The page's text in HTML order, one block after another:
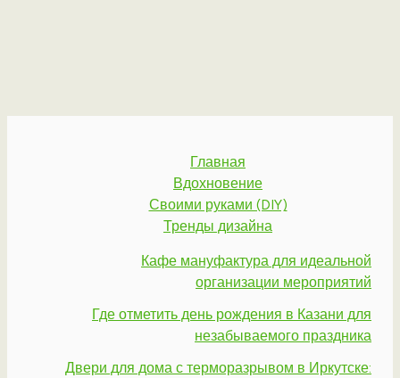
Главная
Вдохновение
Своими руками (DIY)
Тренды дизайна
Кафе мануфактура для идеальной
организации мероприятий
Где отметить день рождения в Казани для
незабываемого праздника
Двери для дома с терморазрывом в Иркутске: